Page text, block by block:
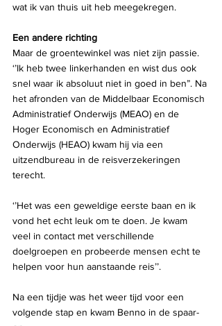
wat ik van thuis uit heb meegekregen.
Een andere richting
Maar de groentewinkel was niet zijn passie.
‘’Ik heb twee linkerhanden en wist dus ook
snel waar ik absoluut niet in goed in ben”. Na
het afronden van de Middelbaar Economisch
Administratief Onderwijs (MEAO) en de
Hoger Economisch en Administratief
Onderwijs (HEAO) kwam hij via een
uitzendbureau in de reisverzekeringen
terecht.
‘’Het was een geweldige eerste baan en ik
vond het echt leuk om te doen. Je kwam
veel in contact met verschillende
doelgroepen en probeerde mensen echt te
helpen voor hun aanstaande reis’’.
Na een tijdje was het weer tijd voor een
volgende stap en kwam Benno in de spaar-